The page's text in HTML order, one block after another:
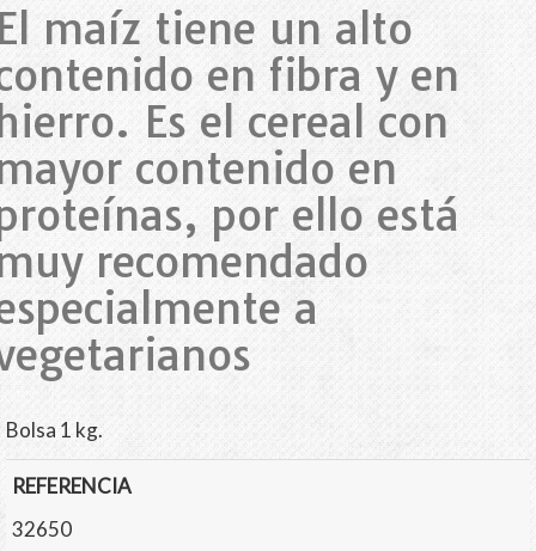
maíz tiene un alto
en fibra y en
Es el cereal con
contenido en
por ello está
recomendado
a
Bolsa 1 kg.
REFERENCIA
32650